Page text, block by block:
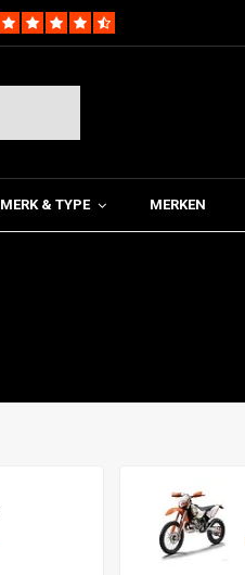
& TYPE MERKEN